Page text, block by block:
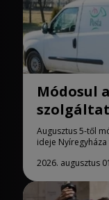
Módosul
Augusztus 5-től
ideje
2026. augusztus